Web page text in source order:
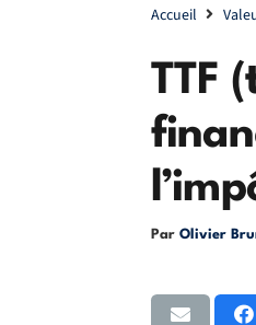
Accueil
TTF
Par Olivier